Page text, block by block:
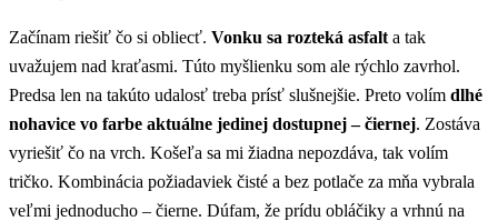
Začínam riešiť čo si obliecť. Vonku sa rozteká asfalt a tak
uvažujem nad kraťasmi. Túto myšlienku som ale rýchlo zavrhol.
Predsa len na takúto udalosť treba prísť slušnejšie. Preto volím dlhé
nohavice vo farbe aktuálne jedinej dostupnej – čiernej. Zostáva
vyriešiť čo na vrch. Košeľa sa mi žiadna nepozdáva, tak volím
tričko. Kombinácia požiadaviek čisté a bez potlače za mňa vybrala
veľmi jednoducho – čierne. Dúfam, že prídu obláčiky a vrhnú na